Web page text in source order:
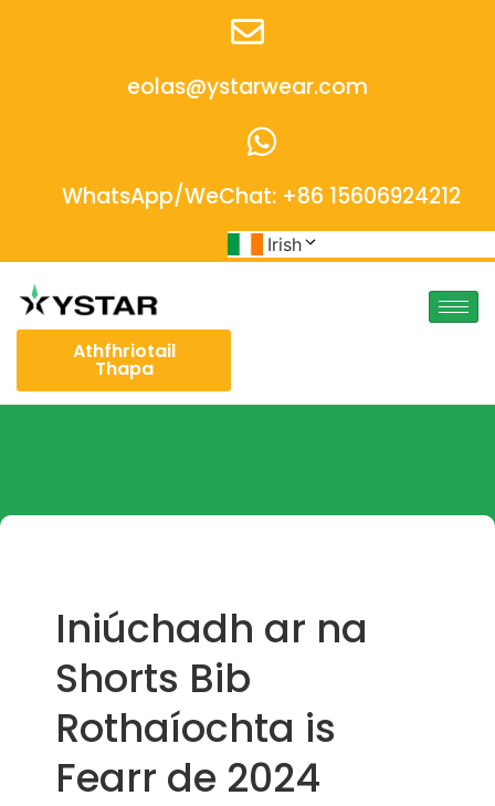
eolas@ystarwear.com
WhatsApp/WeChat: +86 15606924212
Irish
Athfhriotail
Thapa
Iniúchadh ar na
Shorts Bib
Rothaíochta is
Fearr de 2024